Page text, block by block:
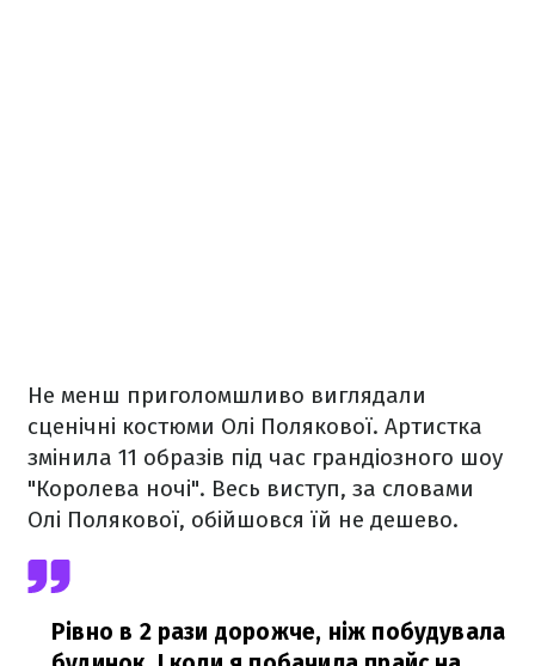
Не менш приголомшливо виглядали
сценічні костюми Олі Полякової. Артистка
змінила 11 образів під час грандіозного шоу
"Королева ночі". Весь виступ, за словами
Олі Полякової, обійшовся їй не дешево.
Рівно в 2 рази дорожче, ніж побудувала